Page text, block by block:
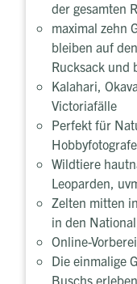
der gesamten
maximal zehn
bleiben auf
Rucksack und
Kalahari,
Victoriafälle
Perfekt für
Wildtiere
Leoparden,
Zelten mitten
in den
Online-
Die einmalige
Buschs erleben